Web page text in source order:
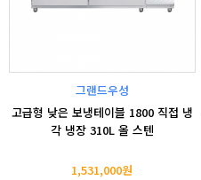
그랜드우성
고급형 낮은 보냉테이블 1800 직접 냉
각 냉장 310L 올 스텐
1,531,000원